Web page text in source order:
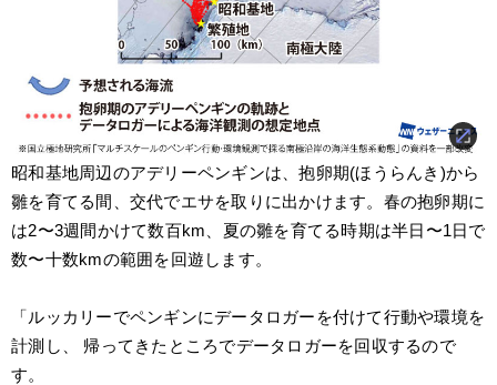
昭和基地周辺のアデリーペンギンは、抱卵期(ほうらんき)から
雛を育てる間、交代でエサを取りに出かけます。春の抱卵期に
は2〜3週間かけて数百km、夏の雛を育てる時期は半日〜1日で
数〜十数kmの範囲を回遊します。
「ルッカリーでペンギンにデータロガーを付けて行動や環境を
計測し、 帰ってきたところでデータロガーを回収するので
す。